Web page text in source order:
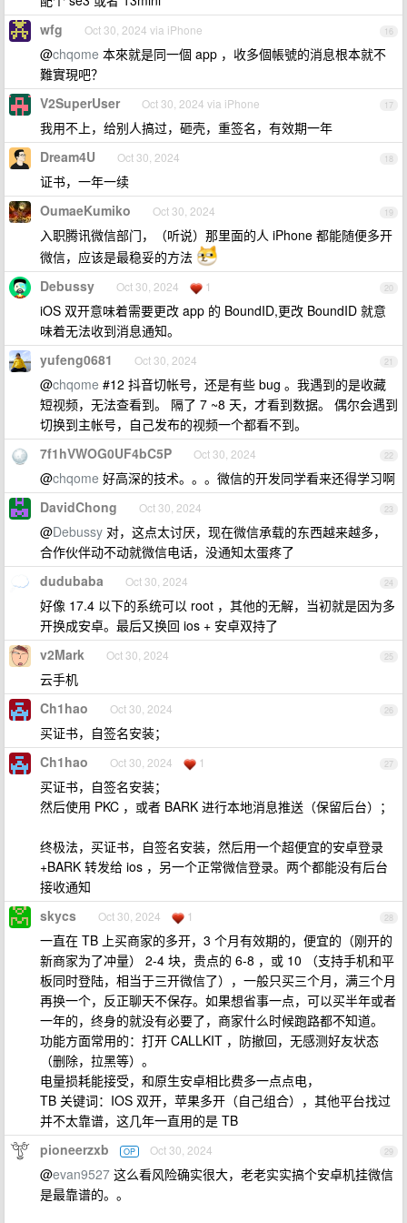
16
wfg Oct 30, 2024 via iPhone
@chqome 本來就是同一個 app ，收多個帳號的消息根本就不
難實現吧？
17
V2SuperUser Oct 30, 2024 via iPhone
我用不上，给别人搞过，砸壳，重签名，有效期一年
18
Dream4U Oct 30, 2024
证书，一年一续
19
OumaeKumiko Oct 30, 2024
入职腾讯微信部门，（听说）那里面的人 iPhone 都能随便多开
微信，应该是最稳妥的方法
20
Debussy Oct 30, 2024 1
iOS 双开意味着需要更改 app 的 BoundID,更改 BoundID 就意
味着无法收到消息通知。
21
yufeng0681 Oct 30, 2024
@chqome #12 抖音切帐号，还是有些 bug 。我遇到的是收藏
短视频，无法查看到。 隔了 7 ~8 天，才看到数据。 偶尔会遇到
切换到主帐号，自己发布的视频一个都看不到。
22
7f1hVWOG0UF4bC5P Oct 30, 2024
@chqome 好高深的技术。。。微信的开发同学看来还得学习啊
23
DavidChong Oct 30, 2024
@Debussy 对，这点太讨厌，现在微信承载的东西越来越多，
合作伙伴动不动就微信电话，没通知太蛋疼了
24
dudubaba Oct 30, 2024
好像 17.4 以下的系统可以 root ，其他的无解，当初就是因为多
开换成安卓。最后又换回 ios + 安卓双持了
25
v2Mark Oct 30, 2024
云手机
26
Ch1hao Oct 30, 2024
买证书，自签名安装；
27
Ch1hao Oct 30, 2024 1
买证书，自签名安装；
然后使用 PKC ，或者 BARK 进行本地消息推送（保留后台）；
终极法，买证书，自签名安装，然后用一个超便宜的安卓登录
+BARK 转发给 ios ，另一个正常微信登录。两个都能没有后台
接收通知
28
skycs Oct 30, 2024 1
一直在 TB 上买商家的多开，3 个月有效期的，便宜的（刚开的
新商家为了冲量） 2-4 块，贵点的 6-8 ，或 10 （支持手机和平
板同时登陆，相当于三开微信了），一般只买三个月，满三个月
再换一个，反正聊天不保存。如果想省事一点，可以买半年或者
一年的，终身的就没有必要了，商家什么时候跑路都不知道。
功能方面常用的：打开 CALLKIT ，防撤回，无感测好友状态
（删除，拉黑等）。
电量损耗能接受，和原生安卓相比费多一点点电，
TB 关键词：IOS 双开，苹果多开（自己组合），其他平台找过
并不太靠谱，这几年一直用的是 TB
29
pioneerzxb OP Oct 30, 2024
@evan9527 这么看风险确实很大，老老实实搞个安卓机挂微信
是最靠谱的。。